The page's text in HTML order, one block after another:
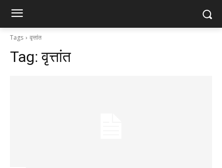
Tags वृत्तांत
Tag:वृत्तांत